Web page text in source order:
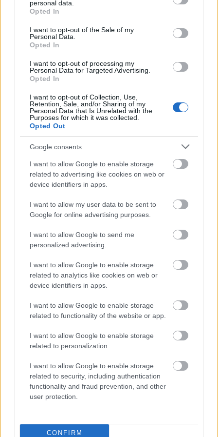
grant or deny consent to Google and its third-party tags to
use your data for below specified purposes in below Google
consent section.
personal data.
Opted In
I want to opt-out of the Sale of my
Personal Data.
Opted In
I want to opt-out of processing my
Personal Data for Targeted Advertising.
Opted In
I want to opt-out of Collection, Use,
Retention, Sale, and/or Sharing of my
Personal Data that Is Unrelated with the
Purposes for which it was collected.
Opted Out
Google consents
I want to allow Google to enable storage
related to advertising like cookies on web or
device identifiers in apps.
I want to allow my user data to be sent to
Google for online advertising purposes.
I want to allow Google to send me
personalized advertising.
I want to allow Google to enable storage
related to analytics like cookies on web or
device identifiers in apps.
I want to allow Google to enable storage
related to functionality of the website or app.
I want to allow Google to enable storage
related to personalization.
I want to allow Google to enable storage
related to security, including authentication
functionality and fraud prevention, and other
user protection.
CONFIRM
kb. az volt a maximum, hogy kaptam kész alapokat.
Egy DJ-producer megmentheti az estémet, ha jó a
találom? Addig, amíg meglesz, megmentem magam.
Félelmetes
Kaptam egy BRFK-vidit, ahogy viszik el a dealerem.
Azért ettől picit beparáztam. Meg amúgy is akartam
voltam energiával. És elkezdtem randizni. Nem sok
sikerrel. Volt pár ijesztő élményem, leginkább
rá tud kattanni. Hatalmasakat éreztem, nem tudtam
visszafogni magam, és ezt szánalmasnak találtam,
főleg, mert szóra sem érdemes randikról volt szó. De
kellett a „cucc”, a bizsergés és izgalom. Amikor
terápiára jártam, sokat megtudtam ezekről a
folyamatokról. Már az is nagy eredmény, ha
tisztában vagyok vele, hogy ez az egész csakis
tudok olyan dolgokat csinálni, amiktől boldogabb
vagyok. A szex- és szerelemhormonokra való